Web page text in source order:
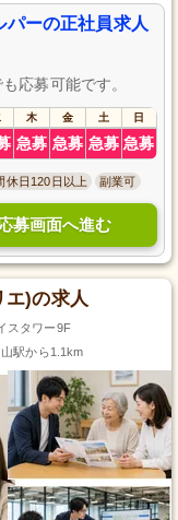
の利用者様との温かい
ています。あなたの情熱
パーの正社員求人
応募可能です。
木 金 土 日
急募 急募 急募 急募
休日120日以上 副業可
募画面へ進む
エ)の求人
スタワー9F
駅から1.1km